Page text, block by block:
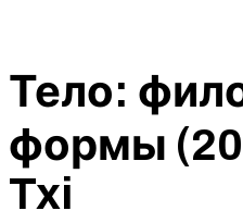
Тело:
формы
Txi